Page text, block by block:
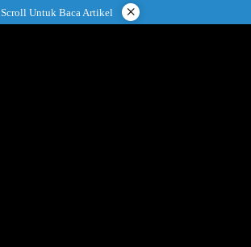
Scroll Untuk Baca Artikel ×